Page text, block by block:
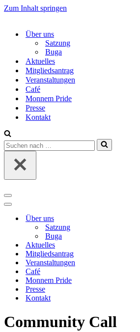
Zum Inhalt springen
Über uns
Satzung
Buga
Aktuelles
Mitgliedsantrag
Veranstaltungen
Café
Monnem Pride
Presse
Kontakt
Suchen
nach …
Navigations-
Menü
Navigations-
Über uns
Satzung
Buga
Aktuelles
Mitgliedsantrag
Veranstaltungen
Café
Monnem Pride
Presse
Kontakt
Community Call